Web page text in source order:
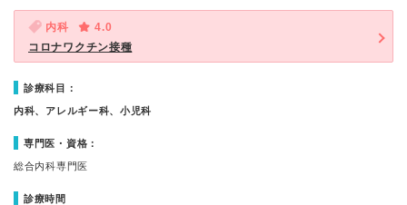
内科
4.0
コロナワクチン接種
診療科目：
内科、アレルギー科、小児科
専門医・資格：
総合内科専門医
診療時間